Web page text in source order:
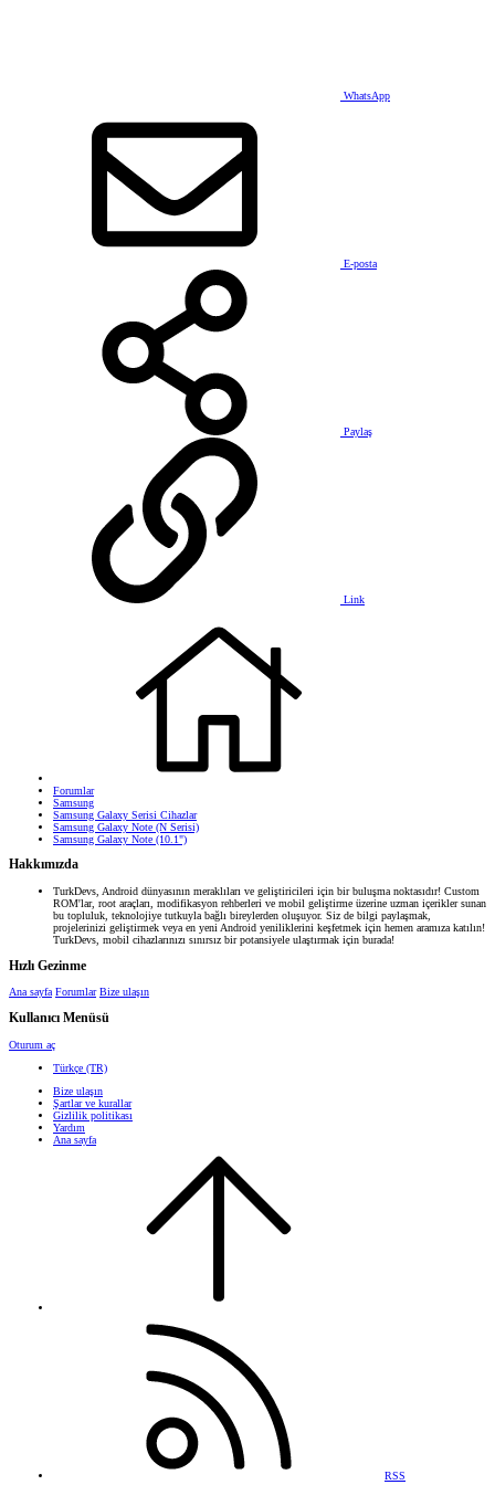
WhatsApp
E-posta
Paylaş
Link
Forumlar
Samsung
Samsung Galaxy Serisi Cihazlar
Samsung Galaxy Note (N Serisi)
Samsung Galaxy Note (10.1")
Hakkımızda
TurkDevs, Android dünyasının meraklıları ve geliştiricileri için bir buluşma noktasıdır! Custom
ROM'lar, root araçları, modifikasyon rehberleri ve mobil geliştirme üzerine uzman içerikler sunan
bu topluluk, teknolojiye tutkuyla bağlı bireylerden oluşuyor. Siz de bilgi paylaşmak,
projelerinizi geliştirmek veya en yeni Android yeniliklerini keşfetmek için hemen aramıza katılın!
TurkDevs, mobil cihazlarınızı sınırsız bir potansiyele ulaştırmak için burada!
Hızlı Gezinme
Ana sayfa Forumlar Bize ulaşın
Kullanıcı Menüsü
Oturum aç
Türkçe (TR)
Bize ulaşın
Şartlar ve kurallar
Gizlilik politikası
Yardım
Ana sayfa
RSS